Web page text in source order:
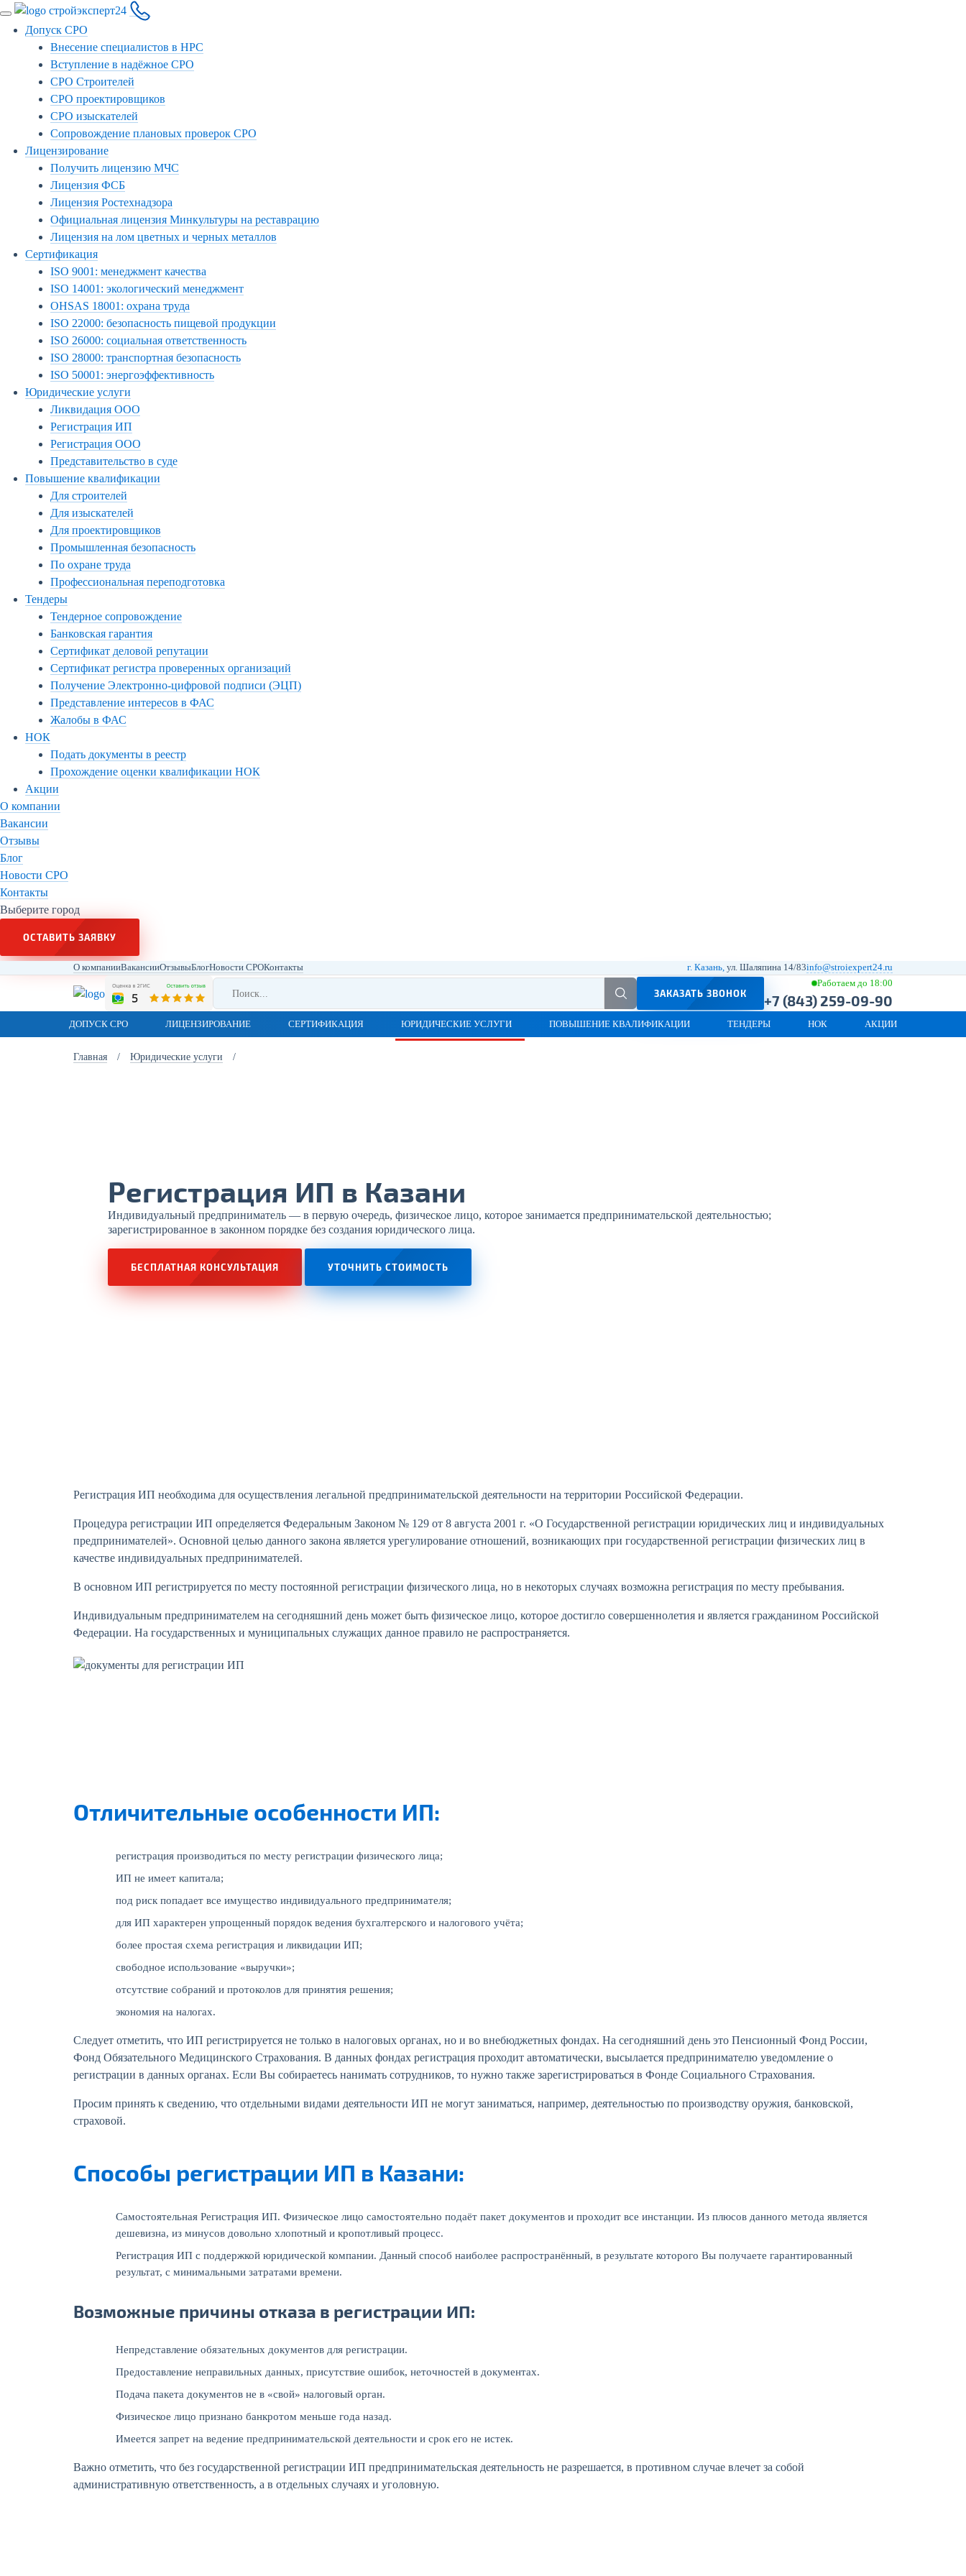
Допуск СРО
Внесение специалистов в НРС
Вступление в надёжное СРО
СРО Строителей
СРО проектировщиков
СРО изыскателей
Сопровождение плановых проверок СРО
Лицензирование
Получить лицензию МЧС
Лицензия ФСБ
Лицензия Ростехнадзора
Официальная лицензия Минкультуры на реставрацию
Лицензия на лом цветных и черных металлов
Сертификация
ISO 9001: менеджмент качества
ISO 14001: экологический менеджмент
OHSAS 18001: охрана труда
ISO 22000: безопасность пищевой продукции
ISO 26000: социальная ответственность
ISO 28000: транспортная безопасность
ISO 50001: энергоэффективность
Юридические услуги
Ликвидация ООО
Регистрация ИП
Регистрация ООО
Представительство в суде
Повышение квалификации
Для строителей
Для изыскателей
Для проектировщиков
Промышленная безопасность
По охране труда
Профессиональная переподготовка
Тендеры
Тендерное сопровождение
Банковская гарантия
Сертификат деловой репутации
Сертификат регистра проверенных организаций
Получение Электронно-цифровой подписи (ЭЦП)
Представление интересов в ФАС
Жалобы в ФАС
НОК
Подать документы в реестр
Прохождение оценки квалификации НОК
Акции
О компании
Вакансии
Отзывы
Блог
Новости СРО
Контакты
Выберите город
ОСТАВИТЬ ЗАЯВКУ
О компанииВакансииОтзывыБлогНовости СРОКонтакты г. Казань, ул. Шаляпина 14/83info@stroiexpert24.ru
ЗАКАЗАТЬ ЗВОНОК
Работаем до 18:00
+7 (843) 259-09-90
ДОПУСК СРО ЛИЦЕНЗИРОВАНИЕ СЕРТИФИКАЦИЯ ЮРИДИЧЕСКИЕ УСЛУГИ ПОВЫШЕНИЕ КВАЛИФИКАЦИИ ТЕНДЕРЫ НОК АКЦИИ
Главная / Юридические услуги /
Регистрация ИП в Казани
Индивидуальный предприниматель — в первую очередь, физическое лицо, которое занимается предпринимательской деятельностью;
зарегистрированное в законном порядке без создания юридического лица.
БЕСПЛАТНАЯ КОНСУЛЬТАЦИЯ УТОЧНИТЬ СТОИМОСТЬ
Регистрация ИП необходима для осуществления легальной предпринимательской деятельности на территории Российской Федерации.
Процедура регистрации ИП определяется Федеральным Законом № 129 от 8 августа 2001 г. «О Государственной регистрации юридических лиц и индивидуальных
предпринимателей». Основной целью данного закона является урегулирование отношений, возникающих при государственной регистрации физических лиц в
качестве индивидуальных предпринимателей.
В основном ИП регистрируется по месту постоянной регистрации физического лица, но в некоторых случаях возможна регистрация по месту пребывания.
Индивидуальным предпринимателем на сегодняшний день может быть физическое лицо, которое достигло совершеннолетия и является гражданином Российской
Федерации. На государственных и муниципальных служащих данное правило не распространяется.
Отличительные особенности ИП:
регистрация производиться по месту регистрации физического лица;
ИП не имеет капитала;
под риск попадает все имущество индивидуального предпринимателя;
для ИП характерен упрощенный порядок ведения бухгалтерского и налогового учёта;
более простая схема регистрация и ликвидации ИП;
свободное использование «выручки»;
отсутствие собраний и протоколов для принятия решения;
экономия на налогах.
Следует отметить, что ИП регистрируется не только в налоговых органах, но и во внебюджетных фондах. На сегодняшний день это Пенсионный Фонд России,
Фонд Обязательного Медицинского Страхования. В данных фондах регистрация проходит автоматически, высылается предпринимателю уведомление о
регистрации в данных органах. Если Вы собираетесь нанимать сотрудников, то нужно также зарегистрироваться в Фонде Социального Страхования.
Просим принять к сведению, что отдельными видами деятельности ИП не могут заниматься, например, деятельностью по производству оружия, банковской,
страховой.
Способы регистрации ИП в Казани:
Самостоятельная Регистрация ИП. Физическое лицо самостоятельно подаёт пакет документов и проходит все инстанции. Из плюсов данного метода является
дешевизна, из минусов довольно хлопотный и кропотливый процесс.
Регистрация ИП с поддержкой юридической компании. Данный способ наиболее распространённый, в результате которого Вы получаете гарантированный
результат, с минимальными затратами времени.
Возможные причины отказа в регистрации ИП:
Непредставление обязательных документов для регистрации.
Предоставление неправильных данных, присутствие ошибок, неточностей в документах.
Подача пакета документов не в «свой» налоговый орган.
Физическое лицо признано банкротом меньше года назад.
Имеется запрет на ведение предпринимательской деятельности и срок его не истек.
Важно отметить, что без государственной регистрации ИП предпринимательская деятельность не разрешается, в противном случае влечет за собой
административную ответственность, а в отдельных случаях и уголовную.